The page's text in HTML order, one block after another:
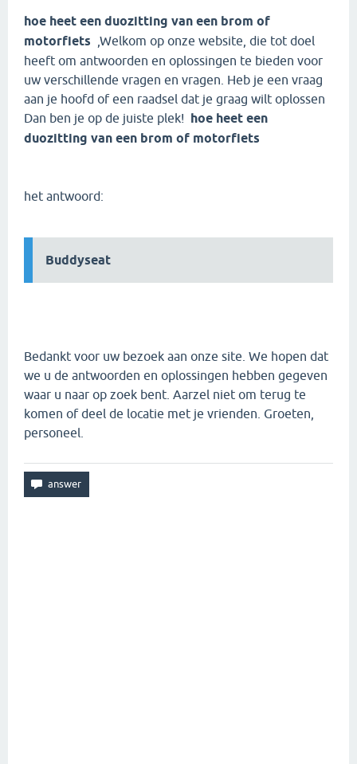
hoe heet een duozitting van een brom of
motorfiets ,Welkom op onze website, die tot doel
heeft om antwoorden en oplossingen te bieden voor
uw verschillende vragen en vragen. Heb je een vraag
aan je hoofd of een raadsel dat je graag wilt oplossen
Dan ben je op de juiste plek! hoe heet een
duozitting van een brom of motorfiets
het antwoord:
Buddyseat
Bedankt voor uw bezoek aan onze site. We hopen dat
we u de antwoorden en oplossingen hebben gegeven
waar u naar op zoek bent. Aarzel niet om terug te
komen of deel de locatie met je vrienden. Groeten,
personeel.